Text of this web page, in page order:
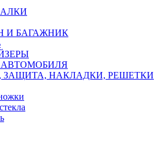
И БАГАЖНИК
АВТОМОБИЛЯ
ЗАЩИТА, НАКЛАДКИ, РЕШЕТКИ